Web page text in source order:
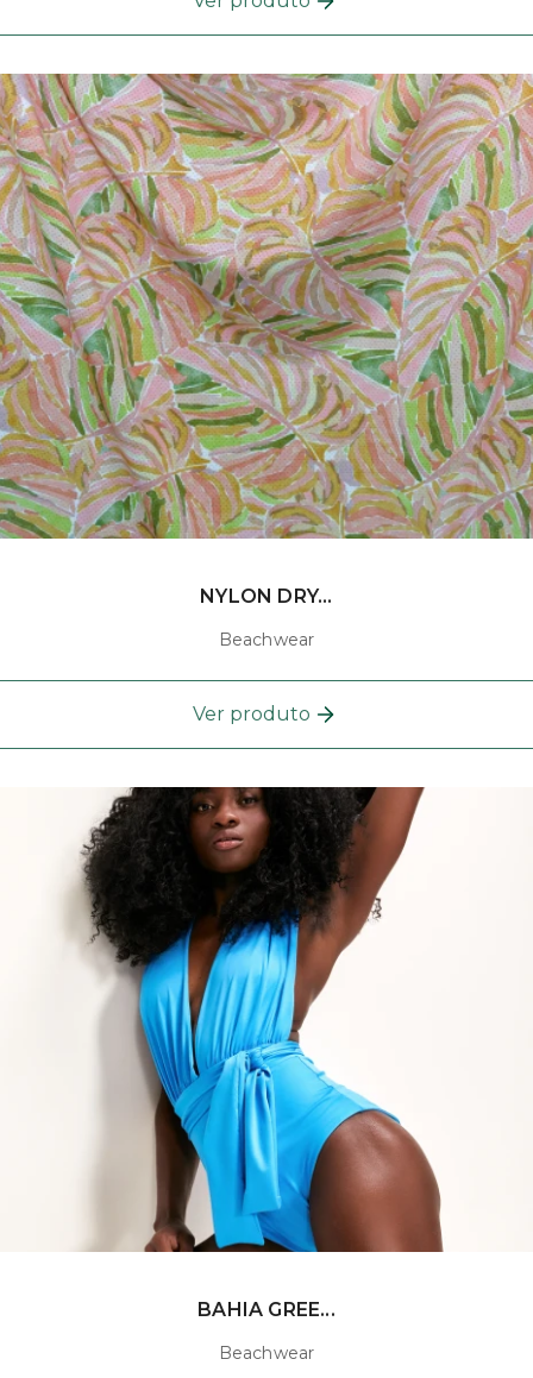
NYLON DRY...
Beachwear
Ver produto
BAHIA GREE...
Beachwear